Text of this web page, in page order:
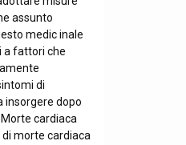
assunto
medic inale
a fattori che
di
insorgere dopo
cardiaca
morte cardiaca